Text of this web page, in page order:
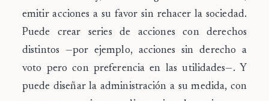
emitir acciones a su favor sin rehacer la sociedad.
Puede crear series de acciones con derechos
distintos —por ejemplo, acciones sin derecho a
voto pero con preferencia en las utilidades—. Y
puede diseñar la administración a su medida, con